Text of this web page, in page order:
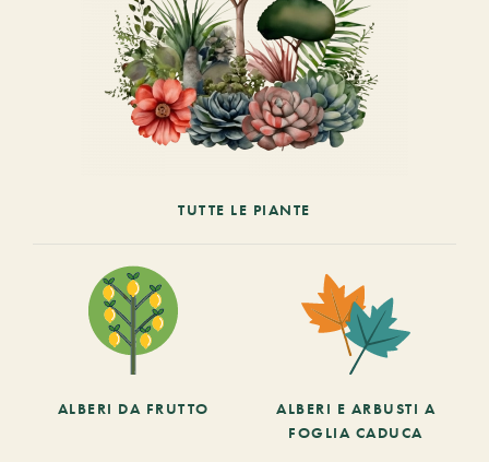
TUTTE LE PIANTE
ALBERI DA FRUTTO
ALBERI E ARBUSTI A
FOGLIA CADUCA